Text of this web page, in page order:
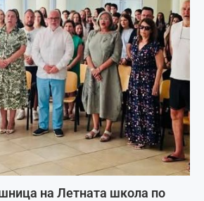
на Летната школа по